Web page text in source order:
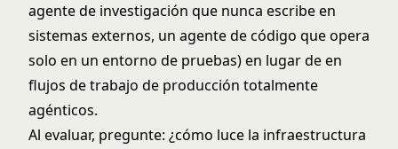
agente de investigación que nunca escribe en
sistemas externos, un agente de código que opera
solo en un entorno de pruebas) en lugar de en
flujos de trabajo de producción totalmente
agénticos.
Al evaluar, pregunte: ¿cómo luce la infraestructura